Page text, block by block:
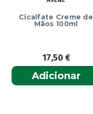
Cicalfate Creme de
Mãos 100ml
17,50€
Adicionar